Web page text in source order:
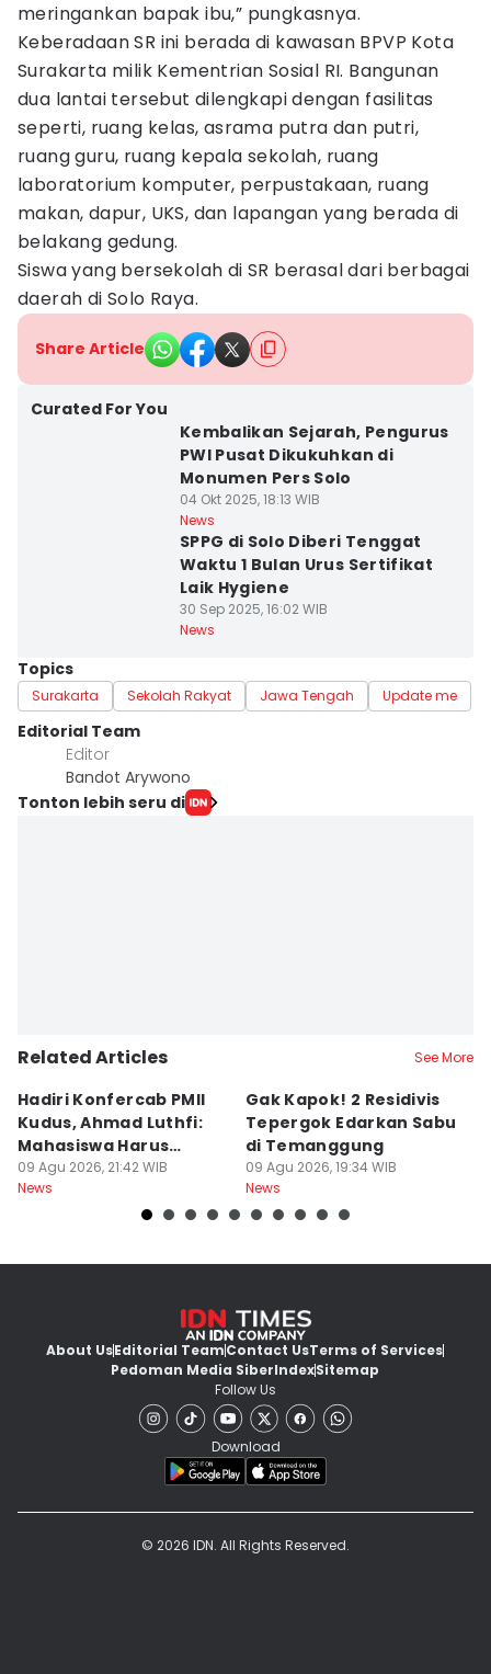
meringankan bapak ibu,” pungkasnya.
Keberadaan SR ini berada di kawasan BPVP Kota
Surakarta milik Kementrian Sosial RI. Bangunan
dua lantai tersebut dilengkapi dengan fasilitas
seperti, ruang kelas, asrama putra dan putri,
ruang guru, ruang kepala sekolah, ruang
laboratorium komputer, perpustakaan, ruang
makan, dapur, UKS, dan lapangan yang berada di
belakang gedung.
Siswa yang bersekolah di SR berasal dari berbagai
daerah di Solo Raya.
Share Article
Curated For You
Kembalikan Sejarah, Pengurus
PWI Pusat Dikukuhkan di
Monumen Pers Solo
04 Okt 2025, 18:13 WIB
News
SPPG di Solo Diberi Tenggat
Waktu 1 Bulan Urus Sertifikat
Laik Hygiene
30 Sep 2025, 16:02 WIB
News
Topics
Surakarta Sekolah Rakyat Jawa Tengah Update me
Editorial Team
Editor
Bandot Arywono
Tonton lebih seru di
Related Articles See More
Hadiri Konfercab PMII
Kudus, Ahmad Luthfi:
Mahasiswa Harus
Konstruktif
09 Agu 2026, 21:42 WIB
News
Gak Kapok! 2 Residivis
Tepergok Edarkan Sabu
di Temanggung
09 Agu 2026, 19:34 WIB
News
About UsEditorial TeamContact UsTerms of Services
Pedoman Media SiberIndexSitemap
Follow Us
Download
© 2026 IDN. All Rights Reserved.